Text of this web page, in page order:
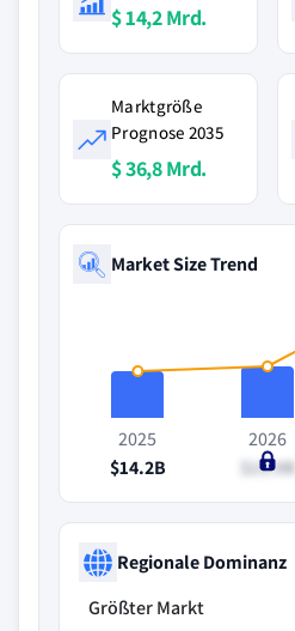
$ 14,2 Mrd.
Marktgröße
Prognose 2035
$ 36,8 Mrd.
Market Size Trend
2025
$14.2B
2026
$15.9B
Regionale Dominanz
Größter Markt